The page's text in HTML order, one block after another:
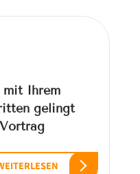
mit Ihrem
gelingt